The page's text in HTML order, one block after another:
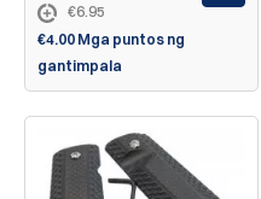
€6.95
€4.00 Mga puntos ng
gantimpala